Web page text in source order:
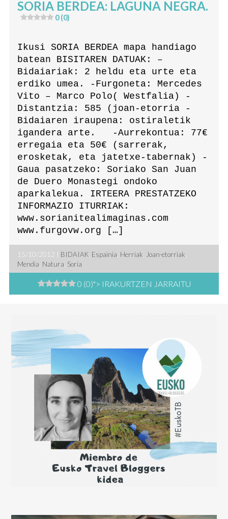
SORIA BERDEA: LAGUNA NEGRA.
0 (0)
Ikusi SORIA BERDEA mapa handiago
batean BISITAREN DATUAK: –
Bidaiariak: 2 heldu eta urte eta
erdiko umea. -Furgoneta: Mercedes
Vito – Marco Polo( Westfalia) -
Distantzia: 585 (joan-etorria -
Bidaiaren iraupena: ostiraletik
igandera arte. -Aurrekontua: 77€
erregaia eta 50€ (sarrerak,
erosketak, eta jatetxe-tabernak) -
Gaua pasatzeko: Soriako San Juan
de Duero Monastegi ondoko
aparkalekua. IRTEERA PRESTATZEKO
INFORMAZIO ITURRIAK:
www.sorianitealimaginas.com
www.furgovw.org […]
15/10/2012 | BIDAIAK, Espainia, Herriak, Joan-etorriak,
Mendia, Natura, Soria
0 (0)"> IRAKURTZEN JARRAITU